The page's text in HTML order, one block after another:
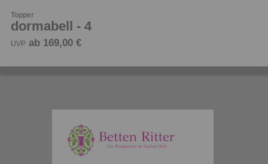
Topper
dormabell - 4
UVP ab 169,00 €